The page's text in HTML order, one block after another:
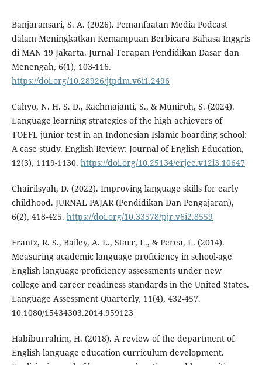
Banjaransari, S. A. (2026). Pemanfaatan Media Podcast
dalam Meningkatkan Kemampuan Berbicara Bahasa Inggris
di MAN 19 Jakarta. Jurnal Terapan Pendidikan Dasar dan
Menengah, 6(1), 103-116.
https://doi.org/10.28926/jtpdm.v6i1.2496
Cahyo, N. H. S. D., Rachmajanti, S., & Muniroh, S. (2024).
Language learning strategies of the high achievers of
TOEFL junior test in an Indonesian Islamic boarding school:
A case study. English Review: Journal of English Education,
12(3), 1119-1130. https://doi.org/10.25134/erjee.v12i3.10647
Chairilsyah, D. (2022). Improving language skills for early
childhood. JURNAL PAJAR (Pendidikan Dan Pengajaran),
6(2), 418-425. https://doi.org/10.33578/pjr.v6i2.8559
Frantz, R. S., Bailey, A. L., Starr, L., & Perea, L. (2014).
Measuring academic language proficiency in school-age
English language proficiency assessments under new
college and career readiness standards in the United States.
Language Assessment Quarterly, 11(4), 432-457.
10.1080/15434303.2014.959123
Habiburrahim, H. (2018). A review of the department of
English language education curriculum development.